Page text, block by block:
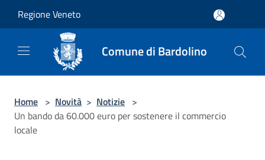
Regione Veneto
Comune di Bardolino
Home > Novità > Notizie >
Un bando da 60.000 euro per sostenere il commercio
locale